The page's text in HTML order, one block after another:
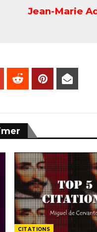
Jean-Marie
CITATIONS